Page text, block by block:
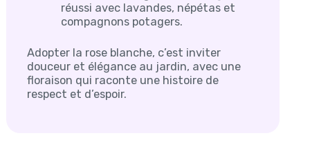
réussi avec lavandes, népétas et
compagnons potagers.
Adopter la rose blanche, c’est inviter
douceur et élégance au jardin, avec une
floraison qui raconte une histoire de
respect et d’espoir.